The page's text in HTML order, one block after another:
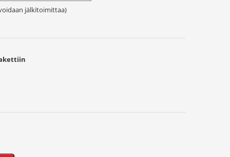
jälkitoimittaa)